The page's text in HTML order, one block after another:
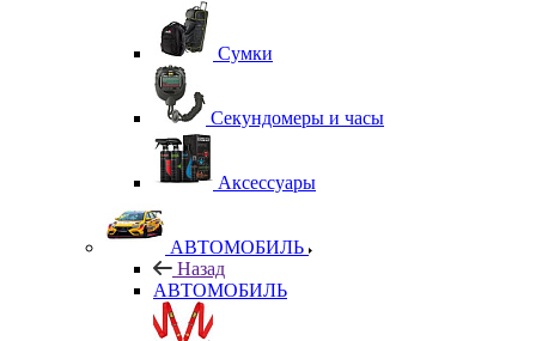
Сумки
Секундомеры и часы
Аксессуары
АВТОМОБИЛЬ
Назад
АВТОМОБИЛЬ